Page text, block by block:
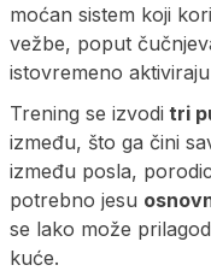
moćan sistem koji
vežbe, poput
istovremeno
Trening se izvodi tri
između, što ga čini
između posla,
potrebno jesu
se lako može
kuće.